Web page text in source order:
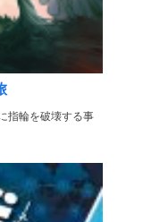
指輪を破壊する事